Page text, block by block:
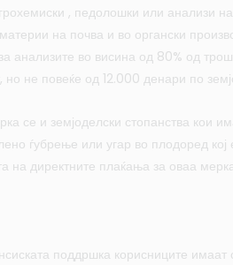
, педолошки или анализи
на почва и во органски
анализите во висина од 80% од
не повеќе од 12.000 денари по
се и земјоделски стопанства кои
ѓубрење или угар во плодоред кој
на директните плаќања за оваа
поддршка корисниците имаат